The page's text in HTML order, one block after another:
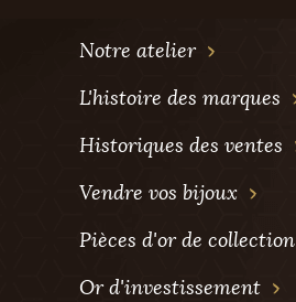
Notre atelier
L'histoire des marques
Historiques des ventes
Vendre vos bijoux
Pièces d'or de collection
Or d'investissement